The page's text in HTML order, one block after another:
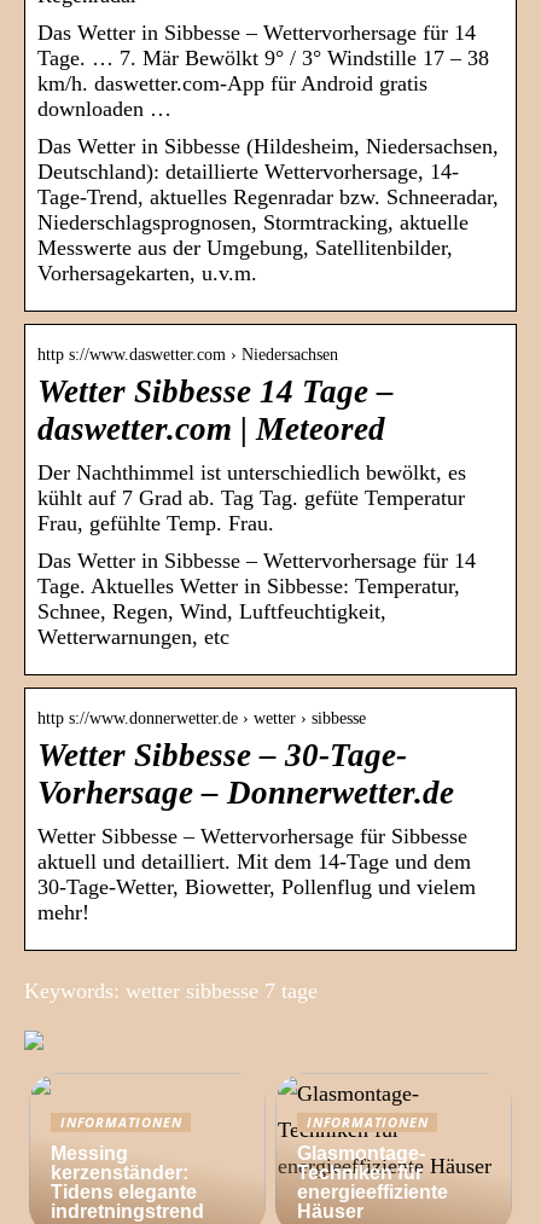
Das Wetter in Sibbesse – Wettervorhersage für 14
Tage. … 7. Mär Bewölkt 9° / 3° Windstille 17 – 38
km/h. daswetter.com-App für Android gratis
downloaden …
Das Wetter in Sibbesse (Hildesheim, Niedersachsen,
Deutschland): detaillierte Wettervorhersage, 14-
Tage-Trend, aktuelles Regenradar bzw. Schneeradar,
Niederschlagsprognosen, Stormtracking, aktuelle
Messwerte aus der Umgebung, Satellitenbilder,
Vorhersagekarten, u.v.m.
http s://www.daswetter.com › Niedersachsen
Wetter Sibbesse 14 Tage –
daswetter.com | Meteored
Der Nachthimmel ist unterschiedlich bewölkt, es
kühlt auf 7 Grad ab. Tag Tag. gefüte Temperatur
Frau, gefühlte Temp. Frau.
Das Wetter in Sibbesse – Wettervorhersage für 14
Tage. Aktuelles Wetter in Sibbesse: Temperatur,
Schnee, Regen, Wind, Luftfeuchtigkeit,
Wetterwarnungen, etc
http s://www.donnerwetter.de › wetter › sibbesse
Wetter Sibbesse – 30-Tage-
Vorhersage – Donnerwetter.de
Wetter Sibbesse – Wettervorhersage für Sibbesse
aktuell und detailliert. Mit dem 14-Tage und dem
30-Tage-Wetter, Biowetter, Pollenflug und vielem
mehr!
Keywords: wetter sibbesse 7 tage
INFORMATIONEN
Messing
kerzenständer:
Tidens elegante
indretningstrend
INFORMATIONEN
Glasmontage-
Techniken für
energieeffiziente
Häuser